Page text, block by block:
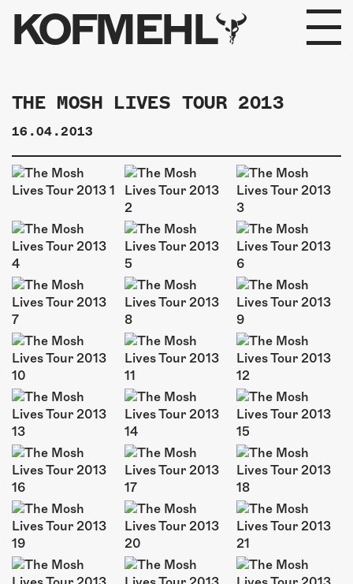
KOFMEHL
PROGRAMM
FABRIKGEFLÜSTER
GALERIE
FOTOGALERIE
PHOTOMAT
INFOS
KONTAKT
ÜBER UNS
GÖNNEREI
MITMACHEN
THE MOSH LIVES TOUR 2013
16.04.2013